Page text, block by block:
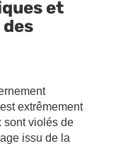
et
extrêmement
sont violés de
issu de la